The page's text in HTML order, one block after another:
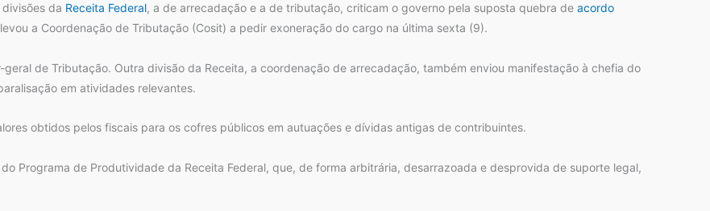
da Receita Federal, a de arrecadação e a de tributação, criticam o governo pela suposta quebra de acordo
a Coordenação de Tributação (Cosit) a pedir exoneração do cargo na última sexta (9).
de Tributação. Outra divisão da Receita, a coordenação de arrecadação, também enviou manifestação à chefia do
em atividades relevantes.
obtidos pelos fiscais para os cofres públicos em autuações e dívidas antigas de contribuintes.
Programa de Produtividade da Receita Federal, que, de forma arbitrária, desarrazoada e desprovida de suporte legal,